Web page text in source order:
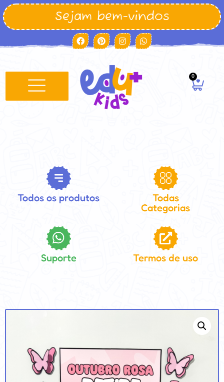
Sejam bem-vindos
0
Todos os produtos
Todas
Categorias
Suporte Termos de uso